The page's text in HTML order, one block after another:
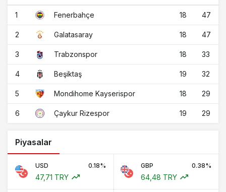
1 Fenerbahçe 18 47
2 Galatasaray 18 47
3 Trabzonspor 18 33
4 Beşiktaş 19 32
5 Mondihome Kayserispor 18 29
6 Çaykur Rizespor 19 29
Piyasalar
USD 0.18%
47,71 TRY
GBP 0.38%
64,48 TRY